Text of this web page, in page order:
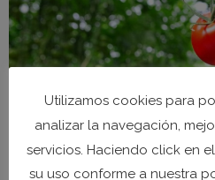
Utilizamos cookies para
analizar la navegación,
servicios. Haciendo click en
su uso conforme a nuestra